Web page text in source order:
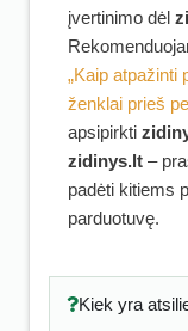
įvertinimo dėl
„Kaip atpažinti
ženklai prieš
apsipirkti
zidinys.lt –
padėti kitiems
parduotuvę.
Kiek yra